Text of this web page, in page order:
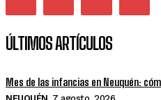
ÚLTIMOS ARTÍCULOS
Mes de las infancias en Neuquén: